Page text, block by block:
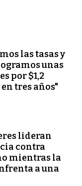
las tasas y
unas
por $1,2
tres años"
lideran
contra
mientras la
a una